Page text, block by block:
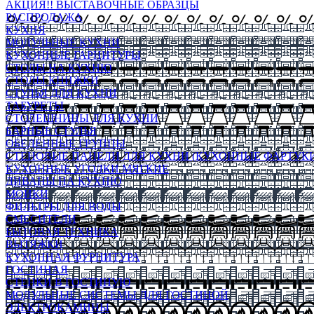
АКЦИЯ!! ВЫСТАВОЧНЫЕ ОБРАЗЦЫ
РАСПРОДАЖА
КУХНЯ
МОДУЛЬНЫЕ КУХНИ
КУХОННЫЕ ГАРНИТУРЫ
СТОЛЫ НА КУХНЮ
СТОЛЫ КНИЖКИ
СТУЛЬЯ ДЛЯ КУХНИ
ТАБУРЕТЫ
СТОЛЕШНИЦЫ ДЛЯ КУХНИ
БАРНЫЕ СТУЛЬЯ
ОБЕДЕННЫЕ ГРУППЫ
СТЕНОВЫЕ ПАНЕЛИ ДЛЯ КУХНИ (КУХОННЫЕ
КУХОННЫЕ УГОЛКИ МЯГКИЕ
ДИВАНЫ НА КУХНЮ
МОЙКИ
ФИЛЬТРЫ ДЛЯ ВОДЫ
СМЕСИТЕЛИ
БЫТОВАЯ ТЕХНИКА
ВЫТЯЖКИ
КУХОННАЯ ФУРНИТУРА
ГОСТИНАЯ
СТЕНКИ В ГОСТИНУЮ
МОДУЛЬНЫЕ СИСТЕМЫ ДЛЯ ГОСТИНОЙ
ЭЛЕКТРОКАМИНЫ